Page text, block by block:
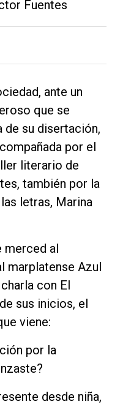
Fuentes
ante un
que se
de su disertación,
por el
literario de
también por la
letras, Marina
merced al
marplatense Azul
con El
sus inicios, el
viene:
por la
desde niña,